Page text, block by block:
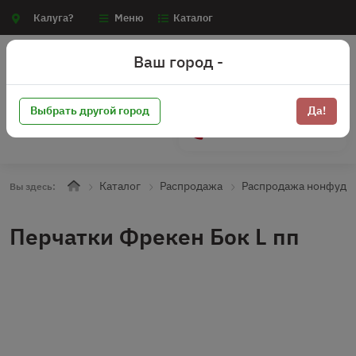
Калуга? Меню Каталог
Вы здесь: Каталог Распродажа Распродажа нонфуд
Перчатки Фрекен Бок L пп
Ваш город -
Выбрать другой город Да!